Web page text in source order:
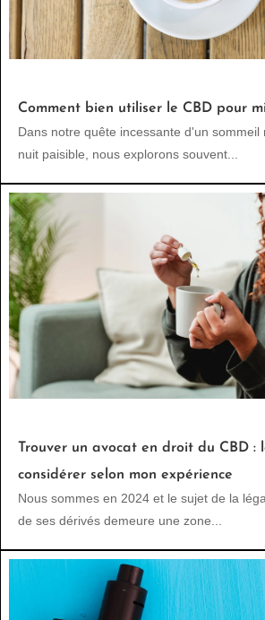
Comment bien utiliser le CBD pour
Dans notre quête incessante d'un sommeil
nuit paisible, nous explorons souvent...
Trouver un avocat en droit du CBD :
considérer selon mon expérience
Nous sommes en 2024 et le sujet de la
de ses dérivés demeure une zone...